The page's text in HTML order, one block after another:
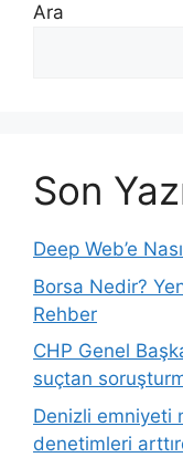
Ara
Son
Deep Web’e
Borsa Nedir?
Rehber
CHP Genel
suçtan
Denizli emniyeti
denetimleri